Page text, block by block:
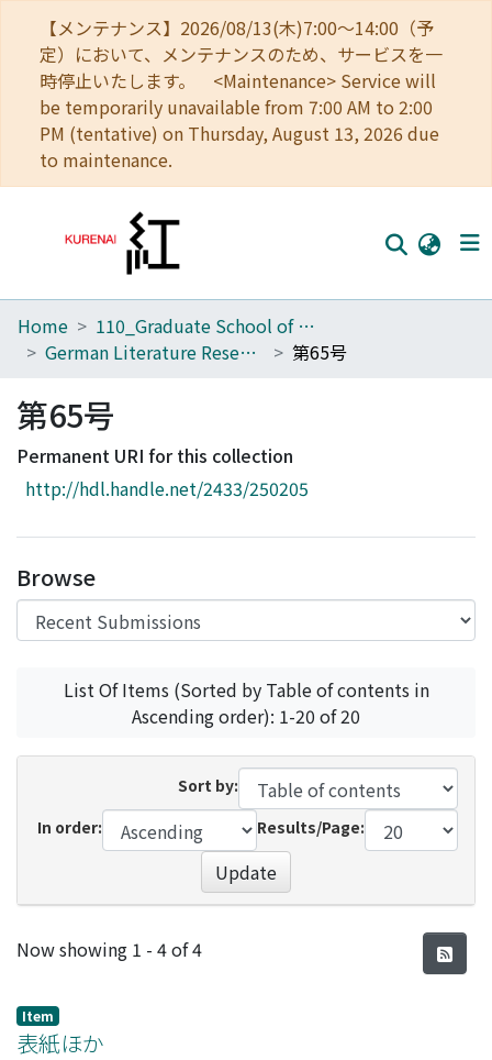
【メンテナンス】2026/08/13(木)7:00～14:00（予
定）において、メンテナンスのため、サービスを一
時停止いたします。 <Maintenance> Service will
be temporarily unavailable from 7:00 AM to 2:00
PM (tentative) on Thursday, August 13, 2026 due
to maintenance.
Home
Browse
Download Ranking
Access Statistics
Home
110_Graduate School of Human and Environmental Studies
German Literature Research
第65号
第65号
Permanent URI for this collection
http://hdl.handle.net/2433/250205
Browse
List Of Items (Sorted by Table of contents in
Ascending order): 1-20 of 20
Sort by:
In order:
Results/Page:
Update
Recent Submissions
Now showing 1 - 4 of 4
Item
表紙ほか